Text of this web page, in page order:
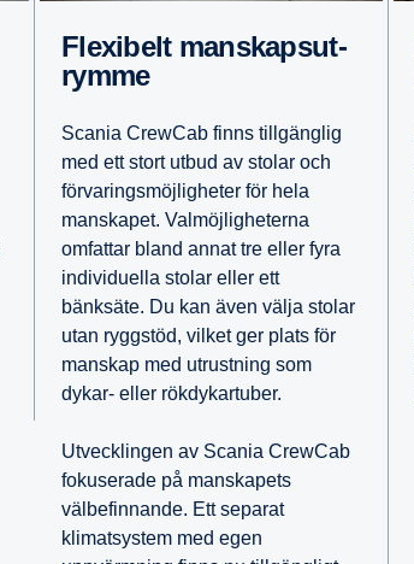
Flexi­belt manskaps­ut­
rymme
Scania CrewCab finns tillgänglig
med ett stort utbud av stolar och
förvaringsmöjligheter för hela
manskapet. Valmöjligheterna
omfattar bland annat tre eller fyra
individuella stolar eller ett
bänksäte. Du kan även välja stolar
utan ryggstöd, vilket ger plats för
manskap med utrustning som
dykar- eller rökdykartuber.
Utvecklingen av Scania CrewCab
fokuserade på manskapets
välbefinnande. Ett separat
klimatsystem med egen